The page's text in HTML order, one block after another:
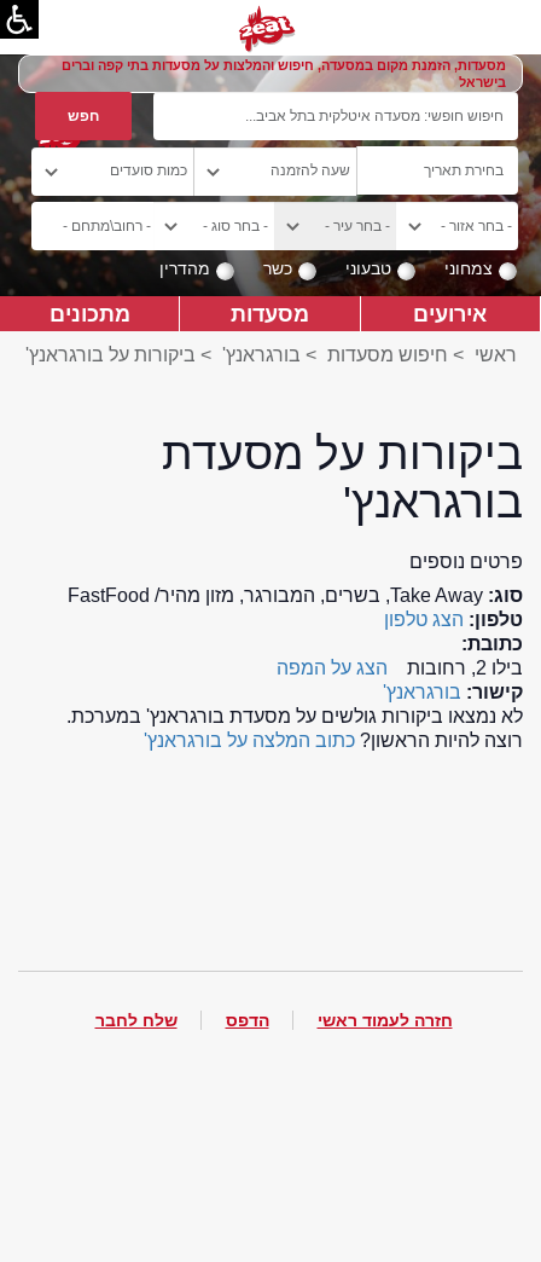
מסעדות, הזמנת מקום במסעדה, חיפוש והמלצות על מסעדות בתי קפה וברים
בישראל
צמחוני טבעוני כשר מהדרין
אירועים מסעדות מתכונים
ראשי > חיפוש מסעדות > בורגראנץ' > ביקורות על בורגראנץ'
ביקורות על מסעדת
בורגראנץ'
פרטים נוספים
סוג: Take Away, בשרים, המבורגר, מזון מהיר/ FastFood
טלפון: הצג טלפון
כתובת:
בילו 2, רחובות
הצג על המפה
קישור: בורגראנץ'
לא נמצאו ביקורות גולשים על מסעדת בורגראנץ' במערכת.
רוצה להיות הראשון? כתוב המלצה על בורגראנץ'
חזרה לעמוד ראשי הדפס שלח לחבר